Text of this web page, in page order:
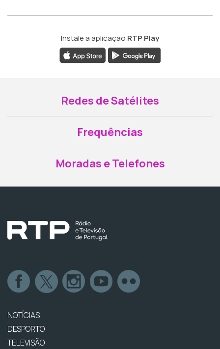
Instale a aplicação RTP Play
Redes de Satélites
Frequências
Moradas e Telefones
NOTÍCIAS
DESPORTO
TELEVISÃO